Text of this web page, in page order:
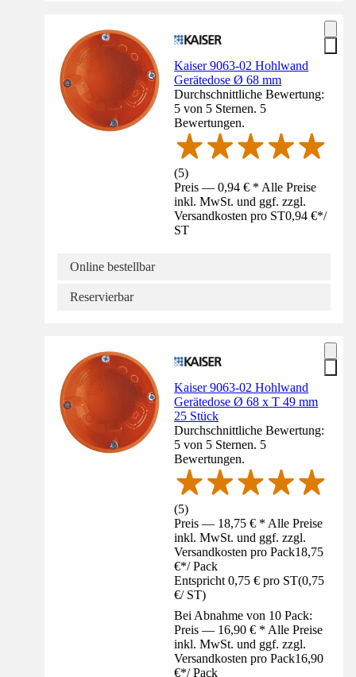
Kaiser 9063-02 Hohlwand
Gerätedose Ø 68 mm
Durchschnittliche Bewertung:
5 von 5 Sternen. 5
Bewertungen.
(5)
Preis — 0,94 € * Alle Preise
inkl. MwSt. und ggf. zzgl.
Versandkosten pro ST0,94 €*/
ST
Online bestellbar
Reservierbar
Kaiser 9063-02 Hohlwand
Gerätedose Ø 68 x T 49 mm
25 Stück
Durchschnittliche Bewertung:
5 von 5 Sternen. 5
Bewertungen.
(5)
Preis — 18,75 € * Alle Preise
inkl. MwSt. und ggf. zzgl.
Versandkosten pro Pack18,75
€*/ Pack
Entspricht 0,75 € pro ST(0,75
€/ ST)
Bei Abnahme von 10 Pack:
Preis — 16,90 € * Alle Preise
inkl. MwSt. und ggf. zzgl.
Versandkosten pro Pack16,90
€*/ Pack